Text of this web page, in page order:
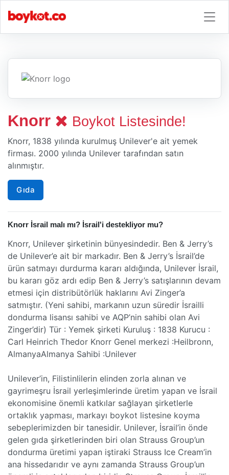
Knorr Boykot Listesinde!
Knorr, 1838 yılında kurulmuş Unilever'e ait yemek
firması. 2000 yılında Unilever tarafından satın
alınmıştır.
Gıda
Knorr İsrail malı mı? İsrail'i destekliyor mu?
Knorr, Unilever şirketinin bünyesindedir. Ben & Jerry’s
de Unilever’e ait bir markadır. Ben & Jerry’s İsrail’de
ürün satmayı durdurma kararı aldığında, Unilever İsrail,
bu kararı göz ardı edip Ben & Jerry’s satışlarının devam
etmesi için distribütörlük haklarını Avi Zinger’a
satmıştır. (Yeni sahibi, markanın uzun süredir İsrailli
dondurma lisansı sahibi ve AQP’nin sahibi olan Avi
Zinger’dir) Tür : Yemek şirketi Kuruluş : 1838 Kurucu :
Carl Heinrich Thedor Knorr Genel merkezi :Heilbronn,
AlmanyaAlmanya Sahibi :Unilever
Unilever’in, Filistinlilerin elinden zorla alınan ve
gayrimeşru İsrail yerleşimlerinde üretim yapan ve İsrail
ekonomisine önemli katkılar sağlayan şirketlerle
ortaklık yapması, markayı boykot listesine koyma
sebeplerimizden bir tanesidir. Unilever, İsrail’in önde
gelen gıda şirketlerinden biri olan Strauss Group’un
dondurma üretimi yapan iştiraki Strauss Ice Cream’in
ana hissedarıdır ve aynı zamanda Strauss Group’un